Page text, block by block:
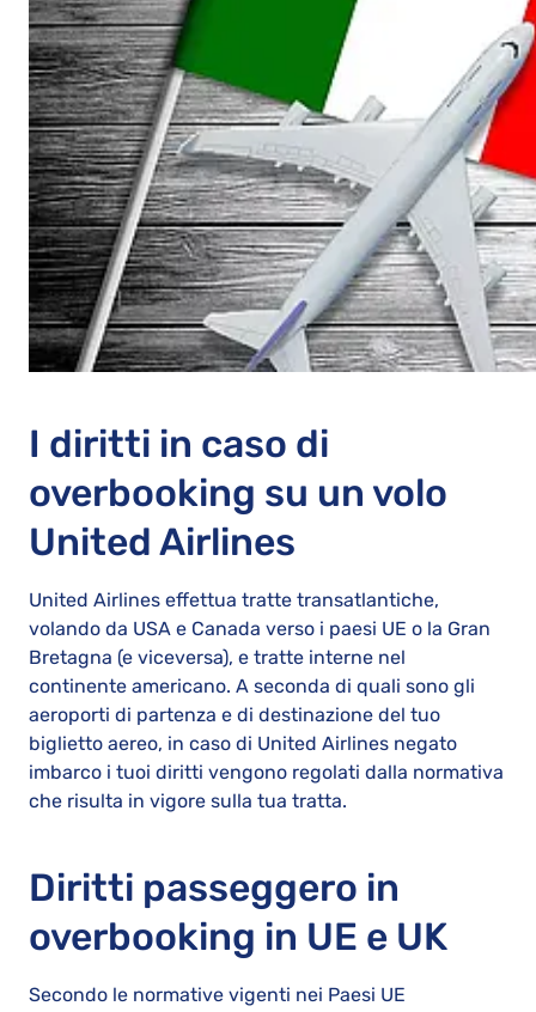
I diritti in caso di
overbooking su un volo
United Airlines
United Airlines effettua tratte transatlantiche,
volando da USA e Canada verso i paesi UE o la Gran
Bretagna (e viceversa), e tratte interne nel
continente americano. A seconda di quali sono gli
aeroporti di partenza e di destinazione del tuo
biglietto aereo, in caso di United Airlines negato
imbarco i tuoi diritti vengono regolati dalla normativa
che risulta in vigore sulla tua tratta.
Diritti passeggero in
overbooking in UE e UK
Secondo le normative vigenti nei Paesi UE